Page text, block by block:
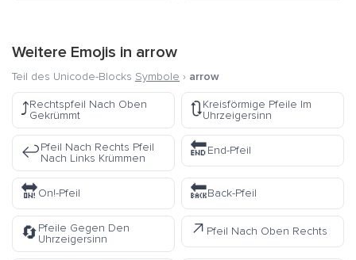
Weitere Emojis in arrow
Teil des Unicode-Blocks Symbole › arrow
⤴️Rechtspfeil Nach Oben
Gekrümmt
🔃Kreisförmige Pfeile Im
Uhrzeigersinn
↩️Pfeil Nach Rechts Pfeil
Nach Links Krümmen
🔚End-Pfeil
🔛On!-Pfeil 🔙Back-Pfeil
🔄Pfeile Gegen Den
Uhrzeigersinn
↗️ Pfeil Nach Oben Rechts